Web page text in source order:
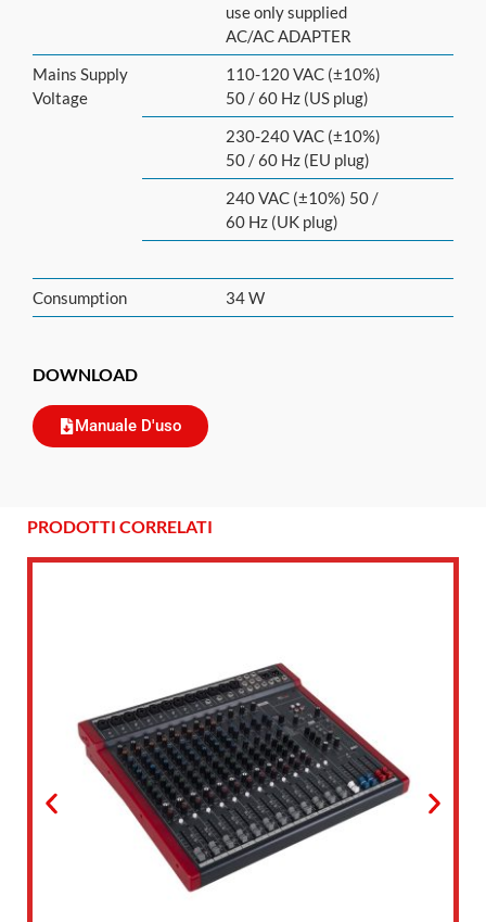
use only supplied
AC/AC ADAPTER
Mains Supply
Voltage
110-120 VAC (±10%)
50 / 60 Hz (US plug)
230-240 VAC (±10%)
50 / 60 Hz (EU plug)
240 VAC (±10%) 50 /
60 Hz (UK plug)
Consumption 34 W
DOWNLOAD
Manuale D'uso
PRODOTTI CORRELATI